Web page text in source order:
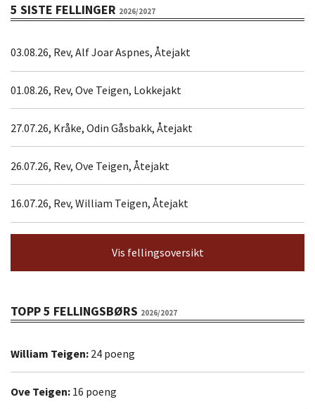
5 SISTE FELLINGER 2026/2027
03.08.26, Rev, Alf Joar Aspnes, Åtejakt
01.08.26, Rev, Ove Teigen, Lokkejakt
27.07.26, Kråke, Odin Gåsbakk, Åtejakt
26.07.26, Rev, Ove Teigen, Åtejakt
16.07.26, Rev, William Teigen, Åtejakt
Vis fellingsoversikt
TOPP 5 FELLINGSBØRS 2026/2027
William Teigen: 24 poeng
Ove Teigen: 16 poeng